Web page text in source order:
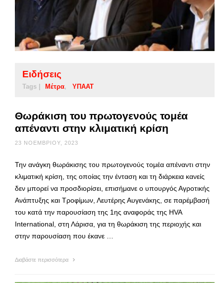
Ειδήσεις
Tags | Μέτρα ΥΠΑΑΤ
Θωράκιση του πρωτογενούς τομέα
απέναντι στην κλιματική κρίση
23 ΝΟΕΜΒΡΊΟΥ, 2023
Την ανάγκη θωράκισης του πρωτογενούς τομέα απέναντι στην
κλιματική κρίση, της οποίας την ένταση και τη διάρκεια κανείς
δεν μπορεί να προσδιορίσει, επισήμανε ο υπουργός Αγροτικής
Ανάπτυξης και Τροφίμων, Λευτέρης Αυγενάκης, σε παρέμβασή
του κατά την παρουσίαση της 1ης αναφοράς της HVA
International, στη Λάρισα, για τη θωράκιση της περιοχής και
στην παρουσίαση που έκανε …
Διαβάστε περισσότερα